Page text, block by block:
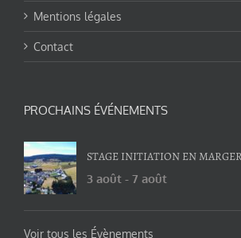
Mentions légales
Contact
PROCHAINS ÉVÉNEMENTS
STAGE INITIATION EN
3 août - 7 août
Voir tous les Évènements